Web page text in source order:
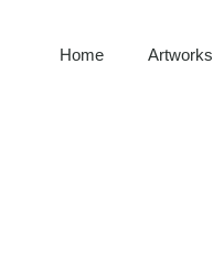
Home Artworks